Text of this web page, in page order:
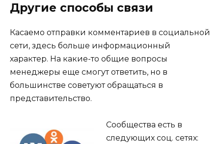
Другие способы связи
Касаемо отправки комментариев в социальной
сети, здесь больше информационный
характер. На какие-то общие вопросы
менеджеры еще смогут ответить, но в
большинстве советуют обращаться в
представительство.
Сообщества есть в
следующих соц. сетях: